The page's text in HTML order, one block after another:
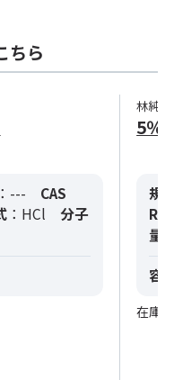
ちら
：---
CAS
：HCl
分子
林純
5％
規
RN
量
容
在庫